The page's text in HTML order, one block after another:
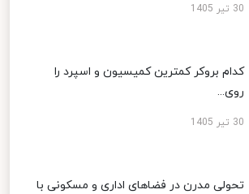
30 تیر 1405
کدام بروکر کمترین کمیسیون و اسپرد را
روی...
30 تیر 1405
تحولی مدرن در فضاهای اداری و مسکونی با